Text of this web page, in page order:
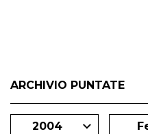
ARCHIVIO PUNTATE
2004